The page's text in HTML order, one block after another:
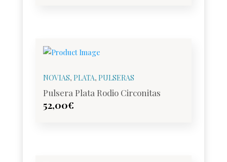
NOVIAS, PLATA, PULSERAS
Pulsera Plata Rodio Circonitas
52,00€